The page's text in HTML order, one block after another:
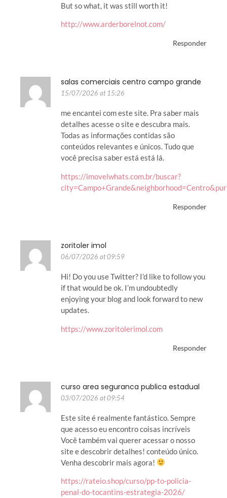
But so what, it was still worth it!
http://www.arderborelnot.com/
Responder
salas comerciais centro campo grande
15/07/2026 at 15:26
me encantei com este site. Pra saber mais
detalhes acesse o site e descubra mais.
Todas as informações contidas são
conteúdos relevantes e únicos. Tudo que
você precisa saber está está lá.
https://imovelwhats.com.br/buscar?
Responder
zoritoler imol
06/07/2026 at 09:59
Hi! Do you use Twitter? I’d like to follow you
if that would be ok. I’m undoubtedly
enjoying your blog and look forward to new
updates.
https://www.zoritolerimol.com
Responder
curso area seguranca publica estadual
03/07/2026 at 09:54
Este site é realmente fantástico. Sempre
que acesso eu encontro coisas incríveis
Você também vai querer acessar o nosso
site e descobrir detalhes! conteúdo único.
Venha descobrir mais agora!
https://rateio.shop/curso/pp-to-policia-
penal-do-tocantins-estrategia-2026/